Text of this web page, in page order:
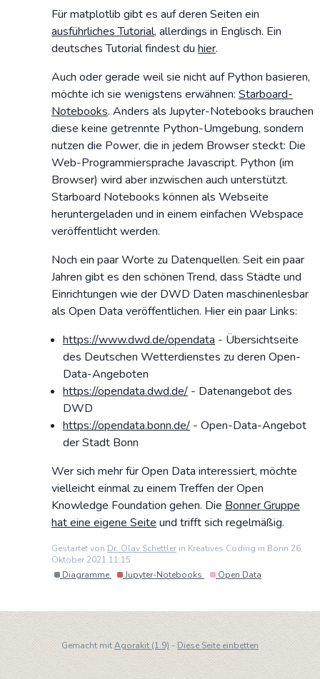
Für matplotlib gibt es auf deren Seiten ein
ausführliches Tutorial, allerdings in Englisch. Ein
deutsches Tutorial findest du hier.
Auch oder gerade weil sie nicht auf Python basieren,
möchte ich sie wenigstens erwähnen: Starboard-
Notebooks. Anders als Jupyter-Notebooks brauchen
diese keine getrennte Python-Umgebung, sondern
nutzen die Power, die in jedem Browser steckt: Die
Web-Programmiersprache Javascript. Python (im
Browser) wird aber inzwischen auch unterstützt.
Starboard Notebooks können als Webseite
heruntergeladen und in einem einfachen Webspace
veröffentlicht werden.
Noch ein paar Worte zu Datenquellen. Seit ein paar
Jahren gibt es den schönen Trend, dass Städte und
Einrichtungen wie der DWD Daten maschinenlesbar
als Open Data veröffentlichen. Hier ein paar Links:
https://www.dwd.de/opendata - Übersichtseite
des Deutschen Wetterdienstes zu deren Open-
Data-Angeboten
https://opendata.dwd.de/ - Datenangebot des
DWD
https://opendata.bonn.de/ - Open-Data-Angebot
der Stadt Bonn
Wer sich mehr für Open Data interessiert, möchte
vielleicht einmal zu einem Treffen der Open
Knowledge Foundation gehen. Die Bonner Gruppe
hat eine eigene Seite und trifft sich regelmäßig.
Gestartet von Dr. Olav Schettler in Kreatives Coding in Bonn 26.
Oktober 2021 11:15
Diagramme
Jupyter-Notebooks Open Data
Gemacht mitAgorakit (1.9) - Diese Seite einbetten